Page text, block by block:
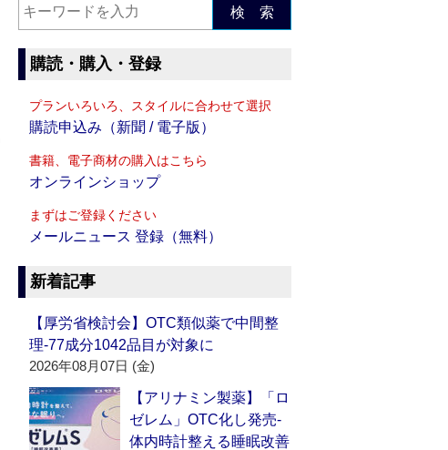
検 索
購読・購入・登録
プランいろいろ、スタイルに合わせて選択
購読申込み（新聞 / 電子版）
書籍、電子商材の購入はこちら
オンラインショップ
まずはご登録ください
メールニュース 登録（無料）
新着記事
【厚労省検討会】OTC類似薬で中間整
理‐77成分1042品目が対象に
2026年08月07日 (金)
【アリナミン製薬】「ロ
ゼレム」OTC化し発売‐
体内時計整える睡眠改善